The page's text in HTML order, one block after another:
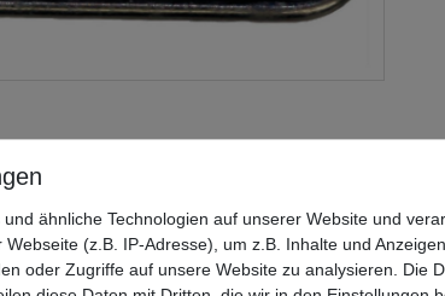
ähnliche Technologien auf unserer Website und
(z.B. IP-Adresse), um z.B. Inhalte und
oder Zugriffe auf unsere Website zu analysieren. Die